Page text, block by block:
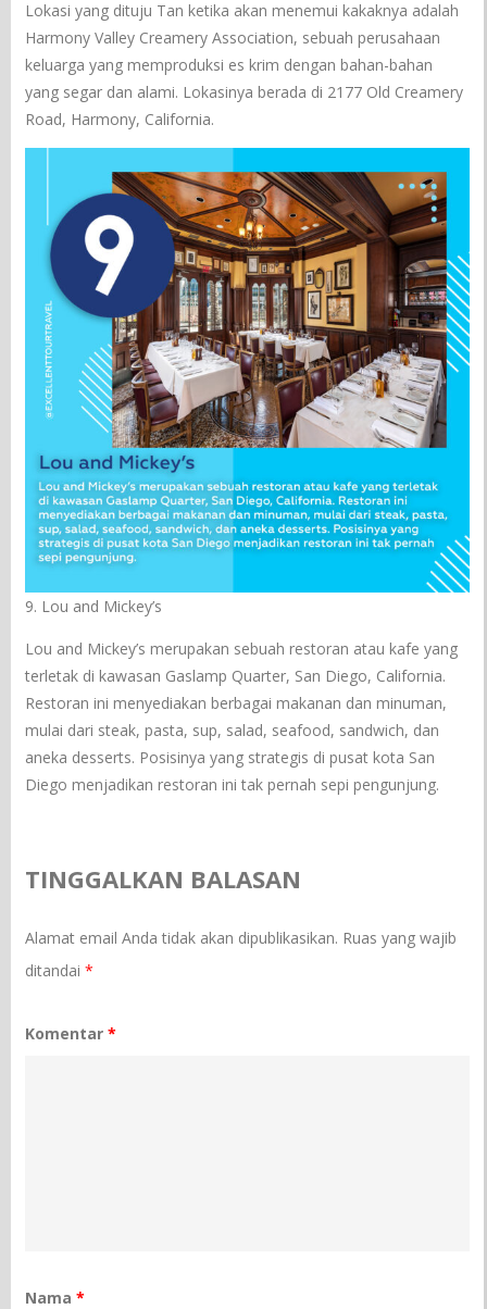
Lokasi yang dituju Tan ketika akan menemui kakaknya adalah
Harmony Valley Creamery Association, sebuah perusahaan
keluarga yang memproduksi es krim dengan bahan-bahan
yang segar dan alami. Lokasinya berada di 2177 Old Creamery
Road, Harmony, California.
9. Lou and Mickey’s
Lou and Mickey’s merupakan sebuah restoran atau kafe yang
terletak di kawasan Gaslamp Quarter, San Diego, California.
Restoran ini menyediakan berbagai makanan dan minuman,
mulai dari steak, pasta, sup, salad, seafood, sandwich, dan
aneka desserts. Posisinya yang strategis di pusat kota San
Diego menjadikan restoran ini tak pernah sepi pengunjung.
TINGGALKAN BALASAN
Alamat email Anda tidak akan dipublikasikan. Ruas yang wajib
ditandai*
Komentar*
Nama*